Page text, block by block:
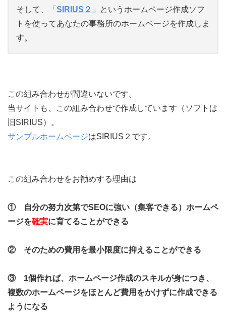
そして、「 SIRIUS２ 」というホームページ作成ソフ
トを使ってあなたの事務所のホームページを作成しま
す。
この組み合わせが間違いないです。
当サイトも、この組み合わせで作成しています（ソフトは
旧SIRIUS）。
サンプルホームページはSIRIUS２です。
この組み合わせをお勧めする理由は
① 自分の努力次第でSEOに強い（集客できる）ホームペ
ージを確実に育てることができる
② そのための費用を最小限度に抑えることができる
③ 1個作れば、ホームページ作成のスキルが身につき、
複数のホームページをほとんど費用をかけずに作成できる
ようになる